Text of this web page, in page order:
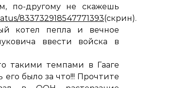
по-другому не скажешь
833732918547771393(скрин).
котел пепла и вечное
ввести войска в
такими темпами в Гааге
его было за что!!! Прочтите